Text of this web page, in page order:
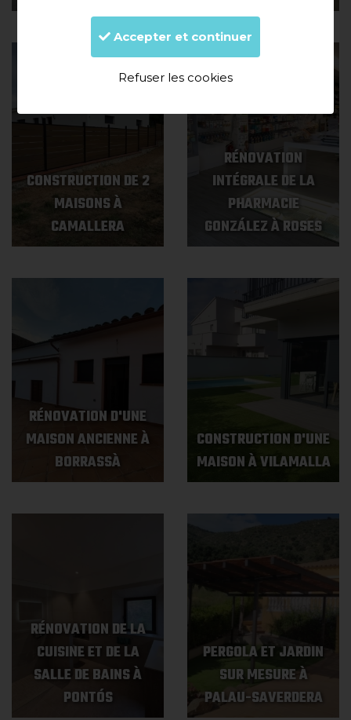
CONSTRUCTION DE 2
MAISONS À
CAMALLERA
RÉNOVATION
INTÉGRALE DE LA
PHARMACIE
GONZÁLEZ À ROSES
RÉNOVATION D'UNE
MAISON ANCIENNE À
BORRASSÀ
CONSTRUCTION D'UNE
MAISON À VILAMALLA
RÉNOVATION DE LA
CUISINE ET DE LA
SALLE DE BAINS À
PONTÓS
PERGOLA ET JARDIN
SUR MESURE À
PALAU-SAVERDERA
Accepter et continuer
Refuser les cookies